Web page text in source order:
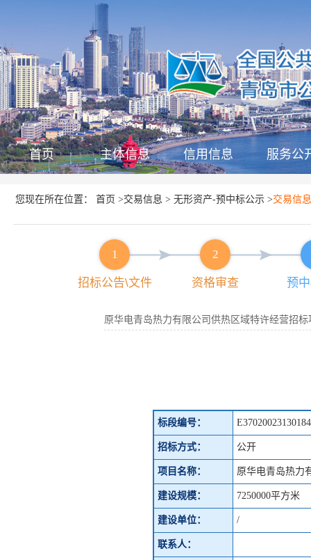
首页 主体信息 信用信息 服务公
您现在所在位置： 首页 >交易信息 > 无形资产-预中标公示 >交易信
1
招标公告\文件
2
资格审查 预
原华电青岛热力有限公司供热区域特许经营招标
标段编号：
招标方式： 公开
项目名称： 原华电青岛热力
建设规模： 7250000平方米
建设单位： /
联系人：